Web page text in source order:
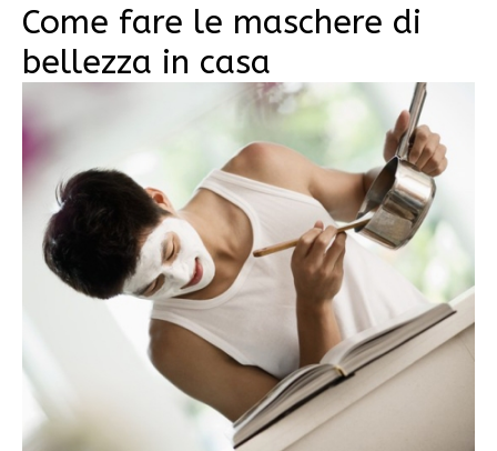
Come fare le maschere di
bellezza in casa